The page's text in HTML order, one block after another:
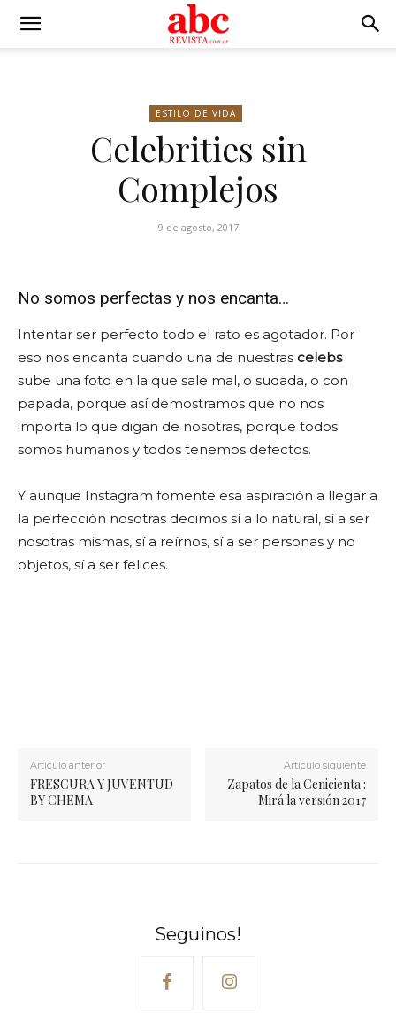
ESTILO DE VIDA
Celebrities sin
Complejos
9 de agosto, 2017
No somos perfectas y nos encanta…
Intentar ser perfecto todo el rato es agotador. Por
eso nos encanta cuando una de nuestras celebs
sube una foto en la que sale mal, o sudada, o con
papada, porque así demostramos que no nos
importa lo que digan de nosotras, porque todos
somos humanos y todos tenemos defectos.
Y aunque Instagram fomente esa aspiración a llegar a
la perfección nosotras decimos sí a lo natural, sí a ser
nosotras mismas, sí a reírnos, sí a ser personas y no
objetos, sí a ser felices.
Artículo anterior
FRESCURA Y JUVENTUD
BY CHEMA
Artículo siguiente
Zapatos de la Cenicienta :
Mirá la versión 2017
Seguinos!